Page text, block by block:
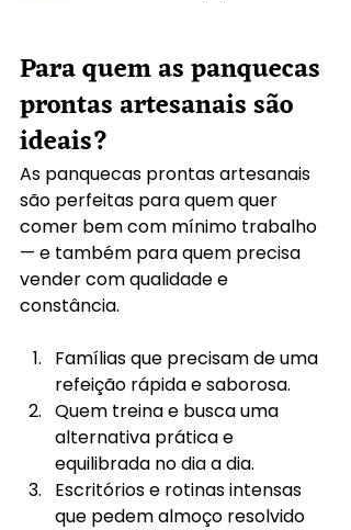
Para quem as panquecas
prontas artesanais são
ideais?
As panquecas prontas artesanais
são perfeitas para quem quer
comer bem com mínimo trabalho
— e também para quem precisa
vender com qualidade e
constância.
Famílias que precisam de uma
refeição rápida e saborosa.
Quem treina e busca uma
alternativa prática e
equilibrada no dia a dia.
Escritórios e rotinas intensas
que pedem almoço resolvido